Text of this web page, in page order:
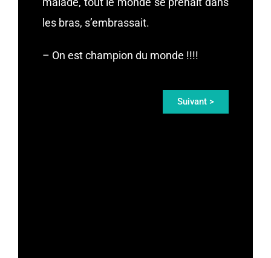
les bras, s’embrassait.
– On est champion du monde !!!!
Suivant >